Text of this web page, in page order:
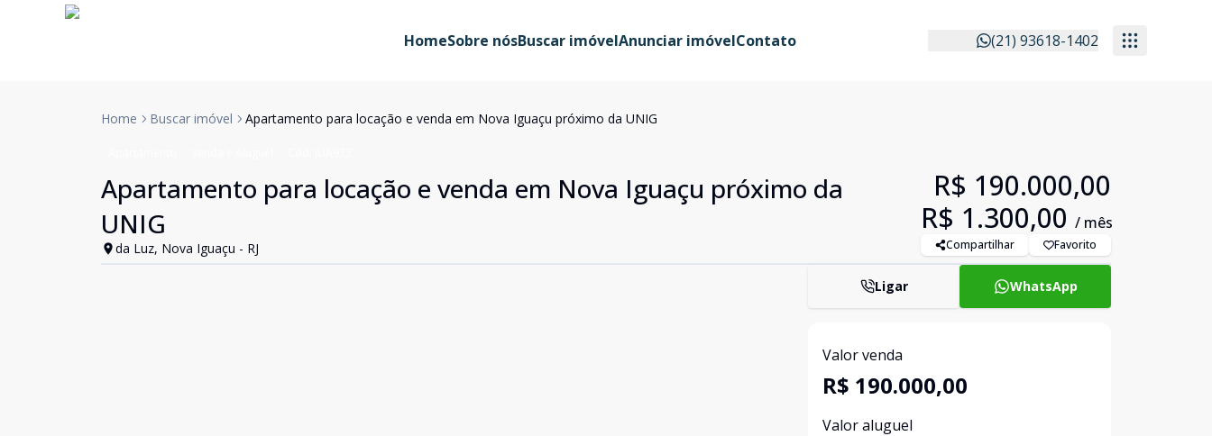
HomeSobre nósBuscar imóvelAnunciar imóvelContato (21) 93618-1402
Home Buscar imóvel Apartamento para locação e venda em Nova Iguaçu próximo da UNIG
Apartamento para locação e venda em Nova Iguaçu próximo da
UNIG
da Luz, Nova Iguaçu - RJ
R$ 190.000,00
R$ 1.300,00 / mês
Compartilhar Favorito
Ligar WhatsApp
Valor venda
R$ 190.000,00
Valor aluguel